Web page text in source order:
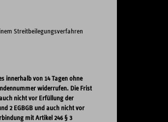
Streitbeilegungsverfahren
innerhalb von 14 Tagen ohne
widerrufen. Die Frist
nicht vor Erfüllung der
2 EGBGB und auch nicht vor
mit Artikel 246 § 3